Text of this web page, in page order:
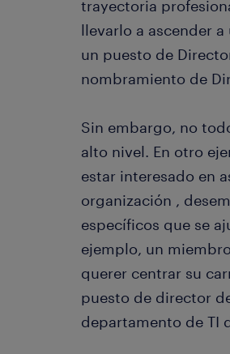
trayectoria
llevarlo a ascender
un puesto de
nombramiento de
Sin embargo, no
alto nivel. En otro
estar interesado en
organización ,
específicos que se
ejemplo, un
querer centrar su
puesto de director
departamento de TI